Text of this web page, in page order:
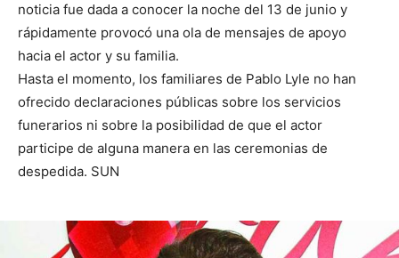
noticia fue dada a conocer la noche del 13 de junio y
rápidamente provocó una ola de mensajes de apoyo
hacia el actor y su familia.
Hasta el momento, los familiares de Pablo Lyle no han
ofrecido declaraciones públicas sobre los servicios
funerarios ni sobre la posibilidad de que el actor
participe de alguna manera en las ceremonias de
despedida. SUN